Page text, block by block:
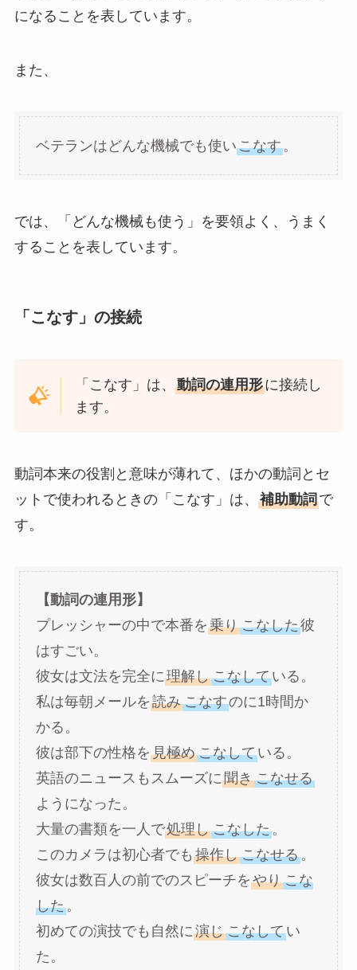
になることを表しています。
また、
ベテランはどんな機械でも使いこなす。
では、「どんな機械も使う」を要領よく、うまく
することを表しています。
「こなす」の接続
「こなす」は、動詞の連用形に接続し
ます。
動詞本来の役割と意味が薄れて、ほかの動詞とセ
ットで使われるときの「こなす」は、 補助動詞で
す。
【動詞の連用形】
プレッシャーの中で本番を乗り こなした彼
はすごい。
彼女は文法を完全に理解し こなしている。
私は毎朝メールを読み こなすのに1時間か
かる。
彼は部下の性格を見極め こなしている。
英語のニュースもスムーズに聞き こなせる
ようになった。
大量の書類を一人で処理し こなした。
このカメラは初心者でも 操作し こなせる。
彼女は数百人の前でのスピーチをやり こな
した。
初めての演技でも自然に演じ こなしてい
た。